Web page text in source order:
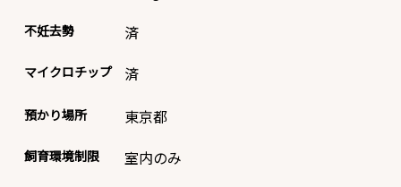
不妊去勢 済
マイクロチップ 済
預かり場所 東京都
飼育環境制限 室内のみ